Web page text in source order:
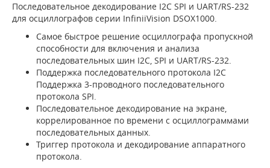
Последовательное декодирование I2C SPI и UART/RS-232
для осциллографов серии InfiniiVision DSOX1000.
Самое быстрое решение осциллографа пропускной
способности для включения и анализа
последовательных шин I2C, SPI и UART/RS-232.
Поддержка последовательного протокола I2C
Поддержка 3-проводного последовательного
протокола SPI.
Последовательное декодирование на экране,
коррелированное по времени с осциллограммами
последовательных данных.
Триггер протокола и декодирование аппаратного
протокола.